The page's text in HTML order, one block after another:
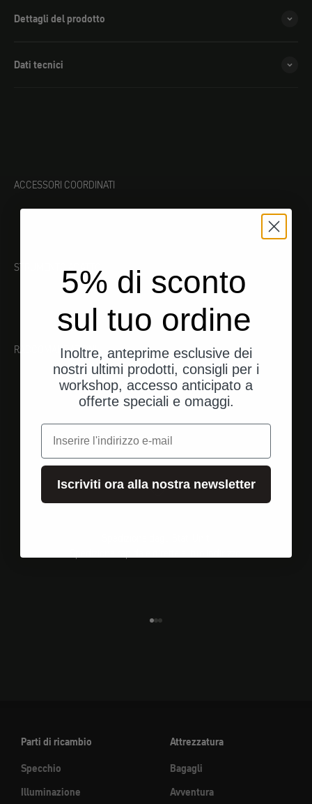
Dettagli del prodotto
Dati tecnici
ACCESSORI COORDINATI
STRUMENTO ADATTO
RACCOMANDAZIONI
Parti di ricambio
Specchio
Illuminazione
Attrezzatura
Bagagli
Avventura
5% di sconto
sul tuo ordine
Inoltre, anteprime esclusive dei
nostri ultimi prodotti, consigli per i
workshop, accesso anticipato a
offerte speciali e omaggi.
e-mail
Iscriviti ora alla nostra newsletter